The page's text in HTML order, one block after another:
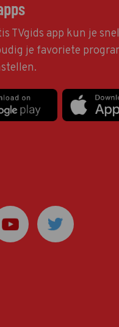
TVgids app kun je
je favoriete